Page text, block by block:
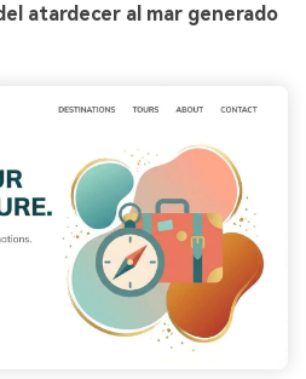
atardecer al mar generado